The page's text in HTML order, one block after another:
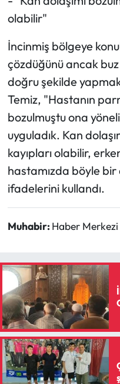
olabilir"
İncinmiş bölgeye
çözdüğünü ancak buz
doğru şekilde
Temiz, "Hastanın
bozulmuştu ona
uyguladık. Kan
kayıpları olabilir,
hastamızda böyle
ifadelerini kullandı.
Muhabir: Haber Merkezi